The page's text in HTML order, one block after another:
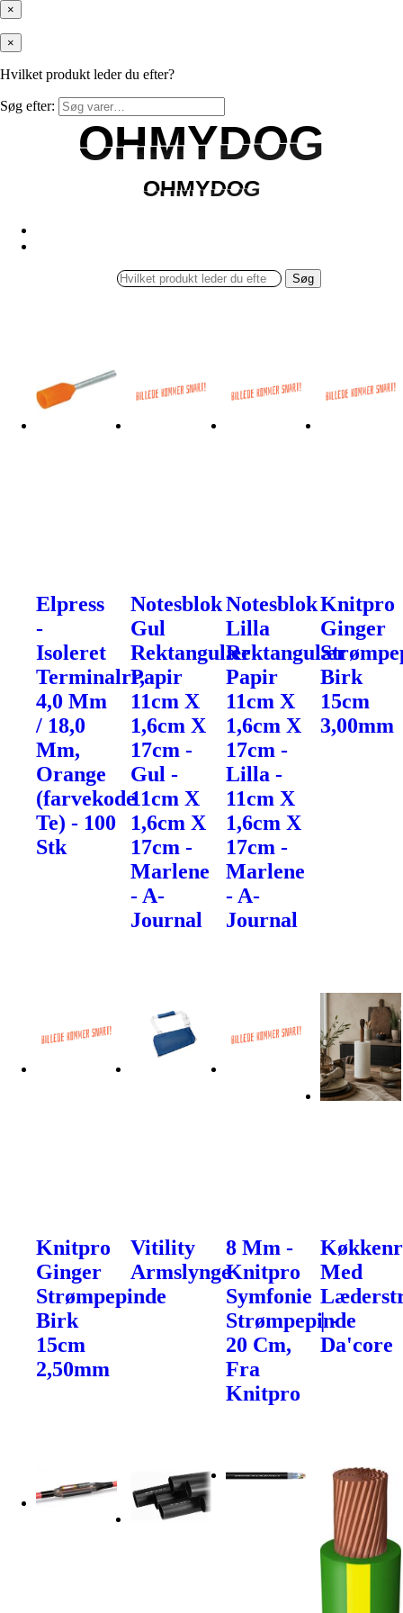
×
×
Hvilket produkt leder du efter?
Søg efter:
OHMYDOG
OHMYDOG
OHMYDOG
OHMYDOG
Søg
Elpress
-
Isoleret
Terminalrr,
4,0 Mm
/ 18,0
Mm,
Orange
(farvekode
Te) - 100
Stk
Notesblok
Gul
Rektangulær
Papir
11cm X
1,6cm X
17cm -
Gul -
11cm X
1,6cm X
17cm -
Marlene
- A-
Journal
Notesblok
Lilla
Rektangulær
Papir
11cm X
1,6cm X
17cm -
Lilla -
11cm X
1,6cm X
17cm -
Marlene
- A-
Journal
Knitpro
Ginger
Birk
15cm
3,00mm
Knitpro
Ginger
Strømpepinde
Birk
15cm
2,50mm
Vitility
Armslynge
8 Mm -
Knitpro
Symfonie
Strømpepinde
20 Cm,
Fra
Knitpro
Med
| -
Da'core